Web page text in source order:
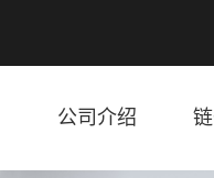
公司介绍